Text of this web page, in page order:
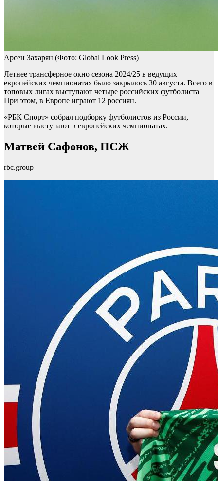
Арсен Захарян (Фото: Global Look Press)
Летнее трансферное окно сезона 2024/25 в ведущих
европейских чемпионатах было закрылось 30 августа. Всего в
топовых лигах выступают четыре российских футболиста.
При этом, в Европе играют 12 россиян.
«РБК Спорт» собрал подборку футболистов из России,
которые выступают в европейских чемпионатах.
Матвей Сафонов, ПСЖ
rbc.group